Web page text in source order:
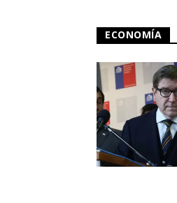
ECONOMÍA